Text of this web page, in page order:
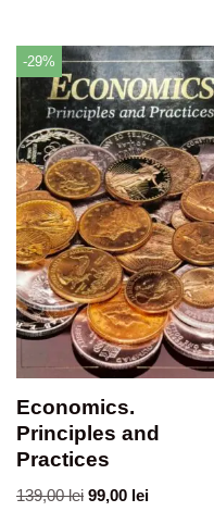
-29%
Economics.
Principles and
Practices
139,00lei 99,00 lei